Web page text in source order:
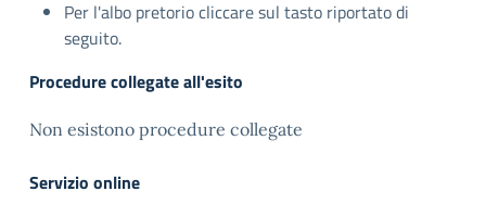
Per l'albo pretorio cliccare sul tasto riportato di
seguito.
Procedure collegate all'esito
Non esistono procedure collegate
Servizio online